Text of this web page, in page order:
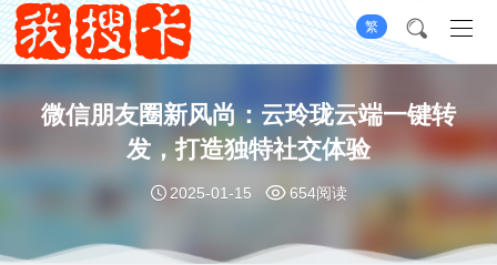
繁
微信朋友圈新风尚：云玲珑云端一键转
发，打造独特社交体验
2025-01-15 654阅读